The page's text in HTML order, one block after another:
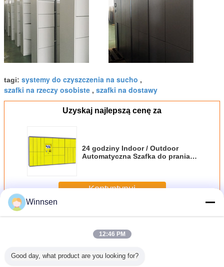
tagi: systemy do czyszczenia na sucho ,
szafki na rzeczy osobiste , szafki na dostawy
Uzyskaj najlepszą cenę za
24 godziny Indoor / Outdoor
Automatyczna Szafka do prania
Kontyntynuj
JeszczeSzafka na pranie
Winnsen
12:46 PM
Good day, what product are you looking for?